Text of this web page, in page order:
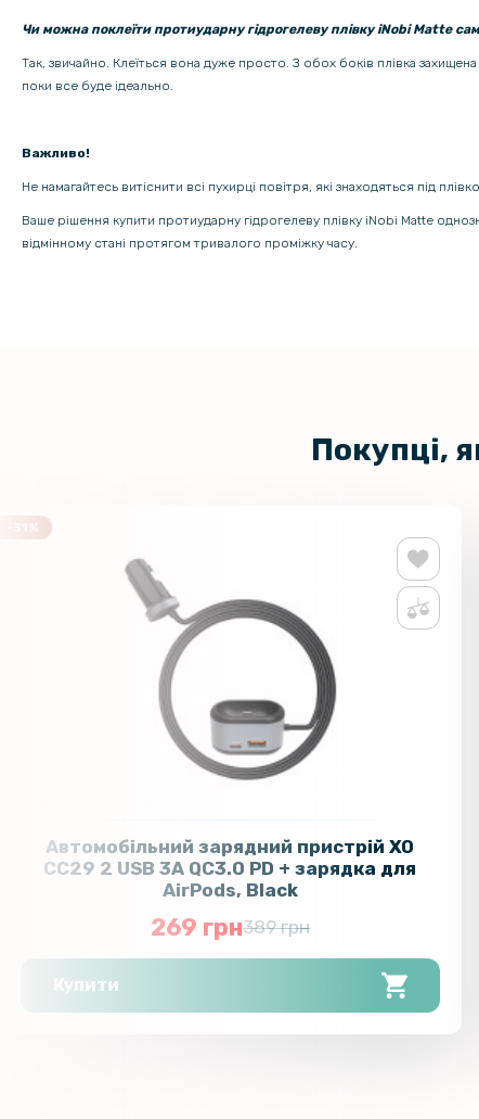
Чи можна поклеїти протиударну гідрогелеву плівку iNobi Matte
Так, звичайно. Клеїться вона дуже просто. З обох боків плівка
поки все буде ідеально.
Важливо!
Не намагайтесь витіснити всі пухирці повітря, які знаходяться під
Ваше рішення купити протиударну гідрогелеву плівку iNobi Matte
відмінному стані протягом тривалого проміжку часу.
Покупці,
-31%
Автомобільний зарядний пристрій XO
CC29 2 USB 3A QC3.0 PD + зарядка для
AirPods, Black
269 грн389 грн
Купити